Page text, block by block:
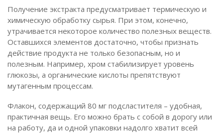
Получение экстракта предусматривает термическую и
химическую обработку сырья. При этом, конечно,
утрачивается некоторое количество полезных веществ.
Оставшихся элементов достаточно, чтобы признать
действие продукта не только безопасным, но и
полезным. Например, хром стабилизирует уровень
глюкозы, а органические кислоты препятствуют
мутагенным процессам.
Флакон, содержащий 80 мг подсластителя – удобная,
практичная вещь. Его можно брать с собой в дорогу или
на работу, да и одной упаковки надолго хватит всей